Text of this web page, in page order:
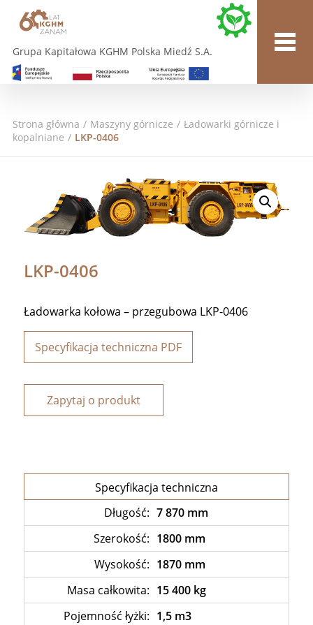
Grupa Kapitałowa KGHM Polska Miedź S.A.
Strona główna / Maszyny górnicze / Ładowarki górnicze i
kopalniane / LKP-0406
LKP-0406
Ładowarka kołowa – przegubowa LKP-0406
Specyfikacja techniczna PDF
Zapytaj o produkt
Specyfikacja techniczna
Długość: 7 870 mm
Szerokość: 1800 mm
Wysokość: 1870 mm
Masa całkowita: 15 400 kg
Pojemność łyżki: 1,5 m3